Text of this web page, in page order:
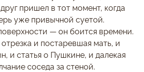
пришел в тот момент, когда
уже привычной суетой.
— он боится времени.
и постаревшая мать, и
и статья о Пушкине, и далекая
соседа за стеной.